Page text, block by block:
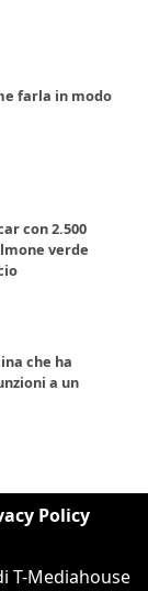
farla in modo
con 2.500
verde
che ha
a un
Policy
T-Mediahouse